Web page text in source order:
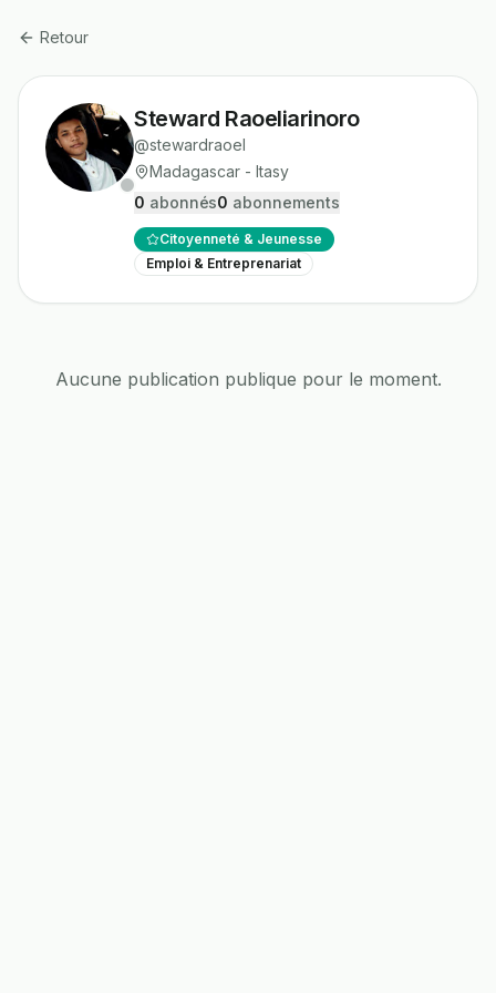
Retour
Steward Raoeliarinoro
@stewardraoel
Madagascar - Itasy
0 abonnés0 abonnements
Citoyenneté & Jeunesse
Emploi & Entreprenariat
Aucune publication publique pour le moment.